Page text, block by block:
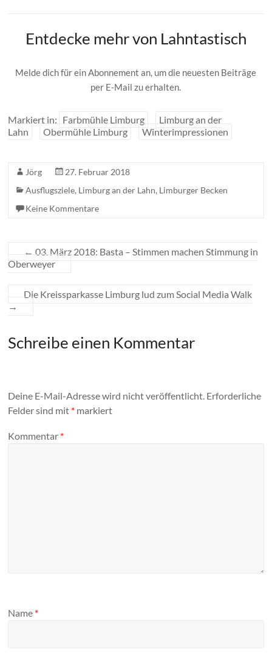
Entdecke mehr von Lahntastisch
Melde dich für ein Abonnement an, um die neuesten Beiträge
per E-Mail zu erhalten.
Markiert in: Farbmühle Limburg
Limburg an der
Lahn
Obermühle Limburg Winterimpressionen
Jörg
27. Februar 2018
Ausflugsziele, Limburg an der Lahn, Limburger Becken
Keine Kommentare
← 03. März 2018: Basta – Stimmen machen Stimmung in
Oberweyer
Die Kreissparkasse Limburg lud zum Social Media Walk
→
Schreibe einen Kommentar
Deine E-Mail-Adresse wird nicht veröffentlicht. Erforderliche
Felder sind mit * markiert
Kommentar *
Name *